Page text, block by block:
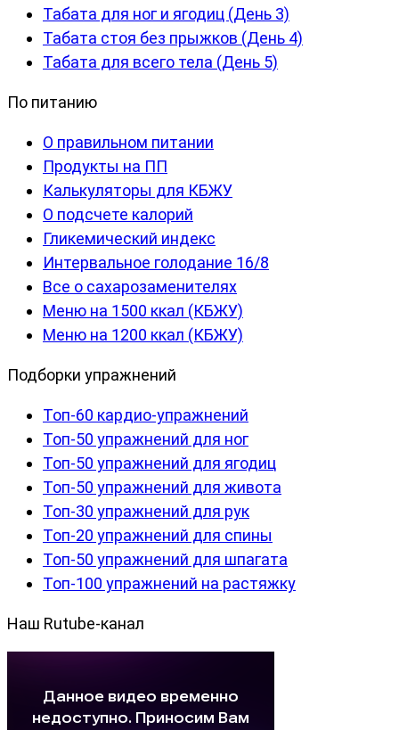
Табата для ног и ягодиц (День 3)
Табата стоя без прыжков (День 4)
Табата для всего тела (День 5)
По питанию
О правильном питании
Продукты на ПП
Калькуляторы для КБЖУ
О подсчете калорий
Гликемический индекс
Интервальное голодание 16/8
Все о сахарозаменителях
Меню на 1500 ккал (КБЖУ)
Меню на 1200 ккал (КБЖУ)
Подборки упражнений
Топ-60 кардио-упражнений
Топ-50 упражнений для ног
Топ-50 упражнений для ягодиц
Топ-50 упражнений для живота
Топ-30 упражнений для рук
Топ-20 упражнений для спины
Топ-50 упражнений для шпагата
Топ-100 упражнений на растяжку
Наш Rutube-канал